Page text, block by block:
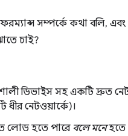
সম্পর্কে কথা বলি, এবং
চাই?
ডিভাইস সহ একটি দ্রুত
ধীর নেটওয়ার্কে)।
লোড হতে পারে বলে মনেহতে